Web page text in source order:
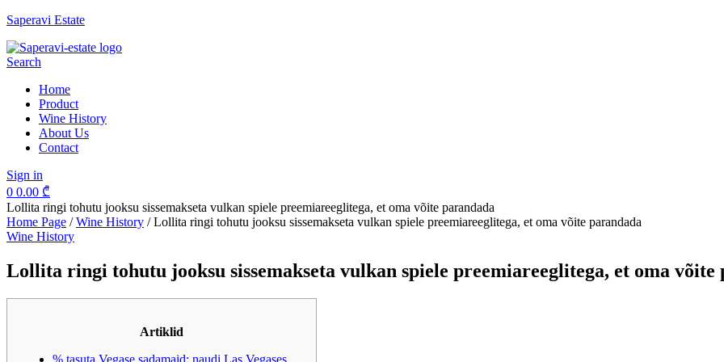
Saperavi Estate
Menu
Search
Home
Product
Wine History
About Us
Contact
Sign in
0 0.00 ₾
Lollita ringi tohutu jooksu sissemakseta vulkan spiele preemiareeglitega, et oma võite parandada
Home Page / Wine History /Lollita ringi tohutu jooksu sissemakseta vulkan spiele preemiareeglitega, et oma võite parandada
Categories
Wine History
Lollita ringi tohutu jooksu sissemakseta vulkan spiele preemiareeglitega, et oma võite
Artiklid
% tasuta Vegase sadamaid: naudi Las Vegases